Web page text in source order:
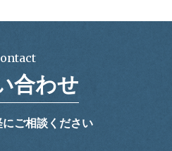
合わせ
にご相談ください